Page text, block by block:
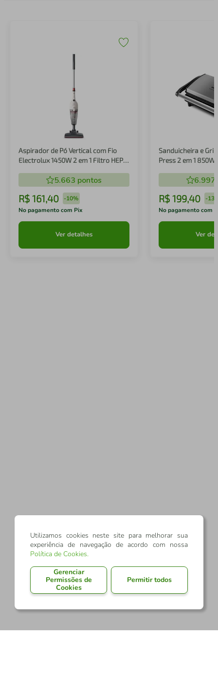
Aspirador de Pó Vertical com Fio
Electrolux 1450W 2 em 1 Filtro HEPA
5.663 pontos
R$ 161,40 -10%
No pagamento com Pix
Ver detalhes
Sanduicheira e
Press 2 em 1 850W
6.997
R$ 199,40 -
No pagamento com
Ver
Utilizamos cookies neste site para melhorar sua
experiência de navegação de acordo com nossa
Política de Cookies.
Gerenciar
Permissões de
Cookies
Permitir todos